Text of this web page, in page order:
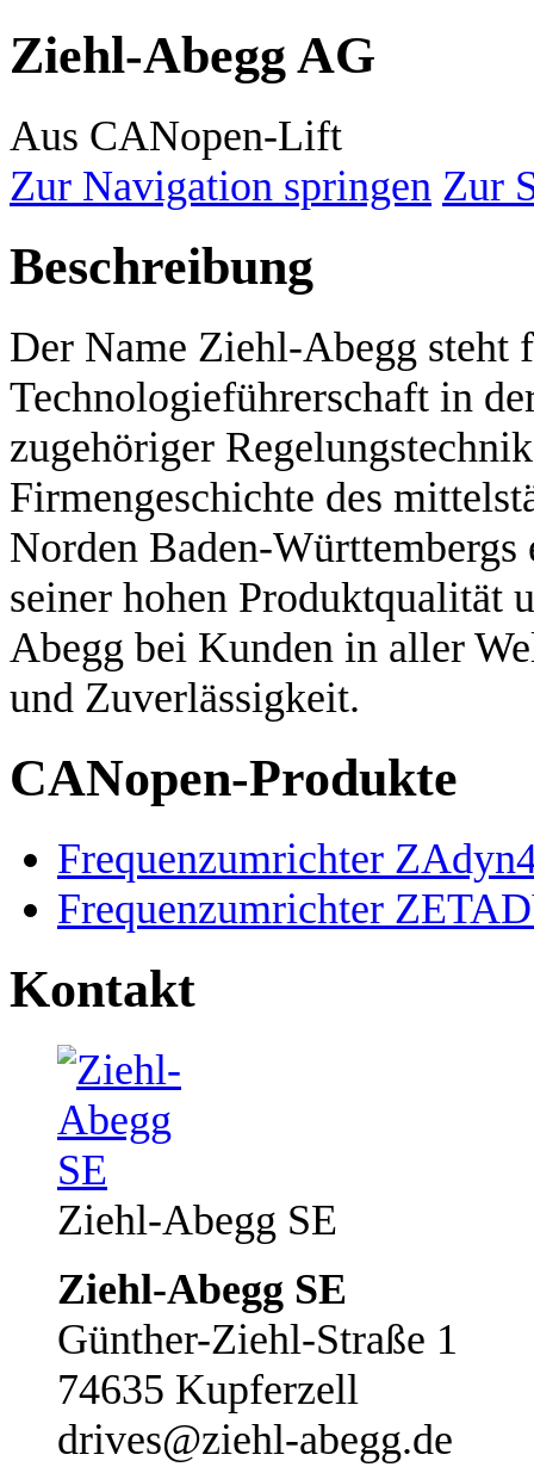
Ziehl-Abegg AG
Aus CANopen-Lift
Zur Navigation springen Zur
Beschreibung
Der Name Ziehl-Abegg steht
Technologieführerschaft in
zugehöriger
Firmengeschichte des
Norden Baden-
seiner hohen Produktqualität
Abegg bei Kunden in aller
und Zuverlässigkeit.
CANopen-Produkte
Frequenzumrichter
Frequenzumrichter
Kontakt
Ziehl-Abegg SE
Ziehl-Abegg SE
Günther-Ziehl-Straße 1
74635 Kupferzell
drives@ziehl-abegg.de